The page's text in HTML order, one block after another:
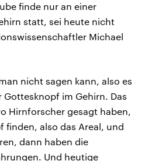
finde nur an einer
statt, sei heute nicht
Michael
nicht sagen kann, also es
im Gehirn. Das
Hirnforscher gesagt haben,
finden, also das Areal, und
dann haben die
Und heutige